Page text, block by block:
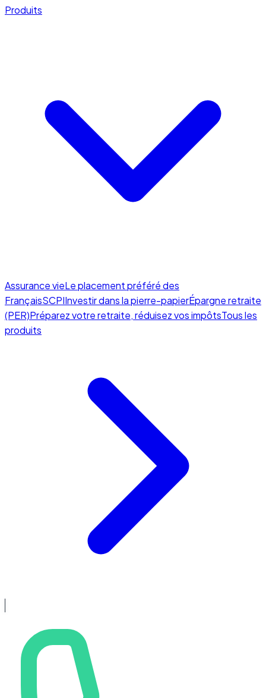
Produits
Assurance vieLe placement préféré des
FrançaisSCPIInvestir dans la pierre-papierÉpargne retraite
(PER)Préparez votre retraite, réduisez vos impôtsTous les
produits